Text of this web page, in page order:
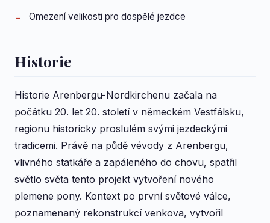
Omezení velikosti pro dospělé jezdce
Historie
Historie Arenbergu-Nordkirchenu začala na
počátku 20. let 20. století v německém Vestfálsku,
regionu historicky proslulém svými jezdeckými
tradicemi. Právě na půdě vévody z Arenbergu,
vlivného statkáře a zapáleného do chovu, spatřil
světlo světa tento projekt vytvoření nového
plemene pony. Kontext po první světové válce,
poznamenaný rekonstrukcí venkova, vytvořil